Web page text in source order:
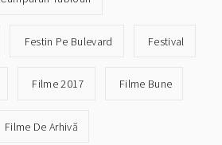
Festin Pe Bulevard Festival
Filme 2017 Filme Bune
Filme De Arhivă